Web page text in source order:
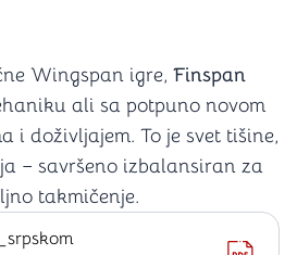
Wingspan igre, Finspan
ali sa potpuno novom
i doživljajem. To je svet tišine,
– savršeno izbalansiran za
takmičenje.